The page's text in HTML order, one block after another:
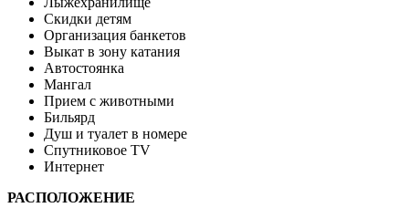
Скидки детям
Организация банкетов
Выкат в зону катания
Автостоянка
Мангал
Прием с животными
Бильярд
Душ и туалет в номере
Спутниковое TV
Интернет
РАСПОЛОЖЕНИЕ